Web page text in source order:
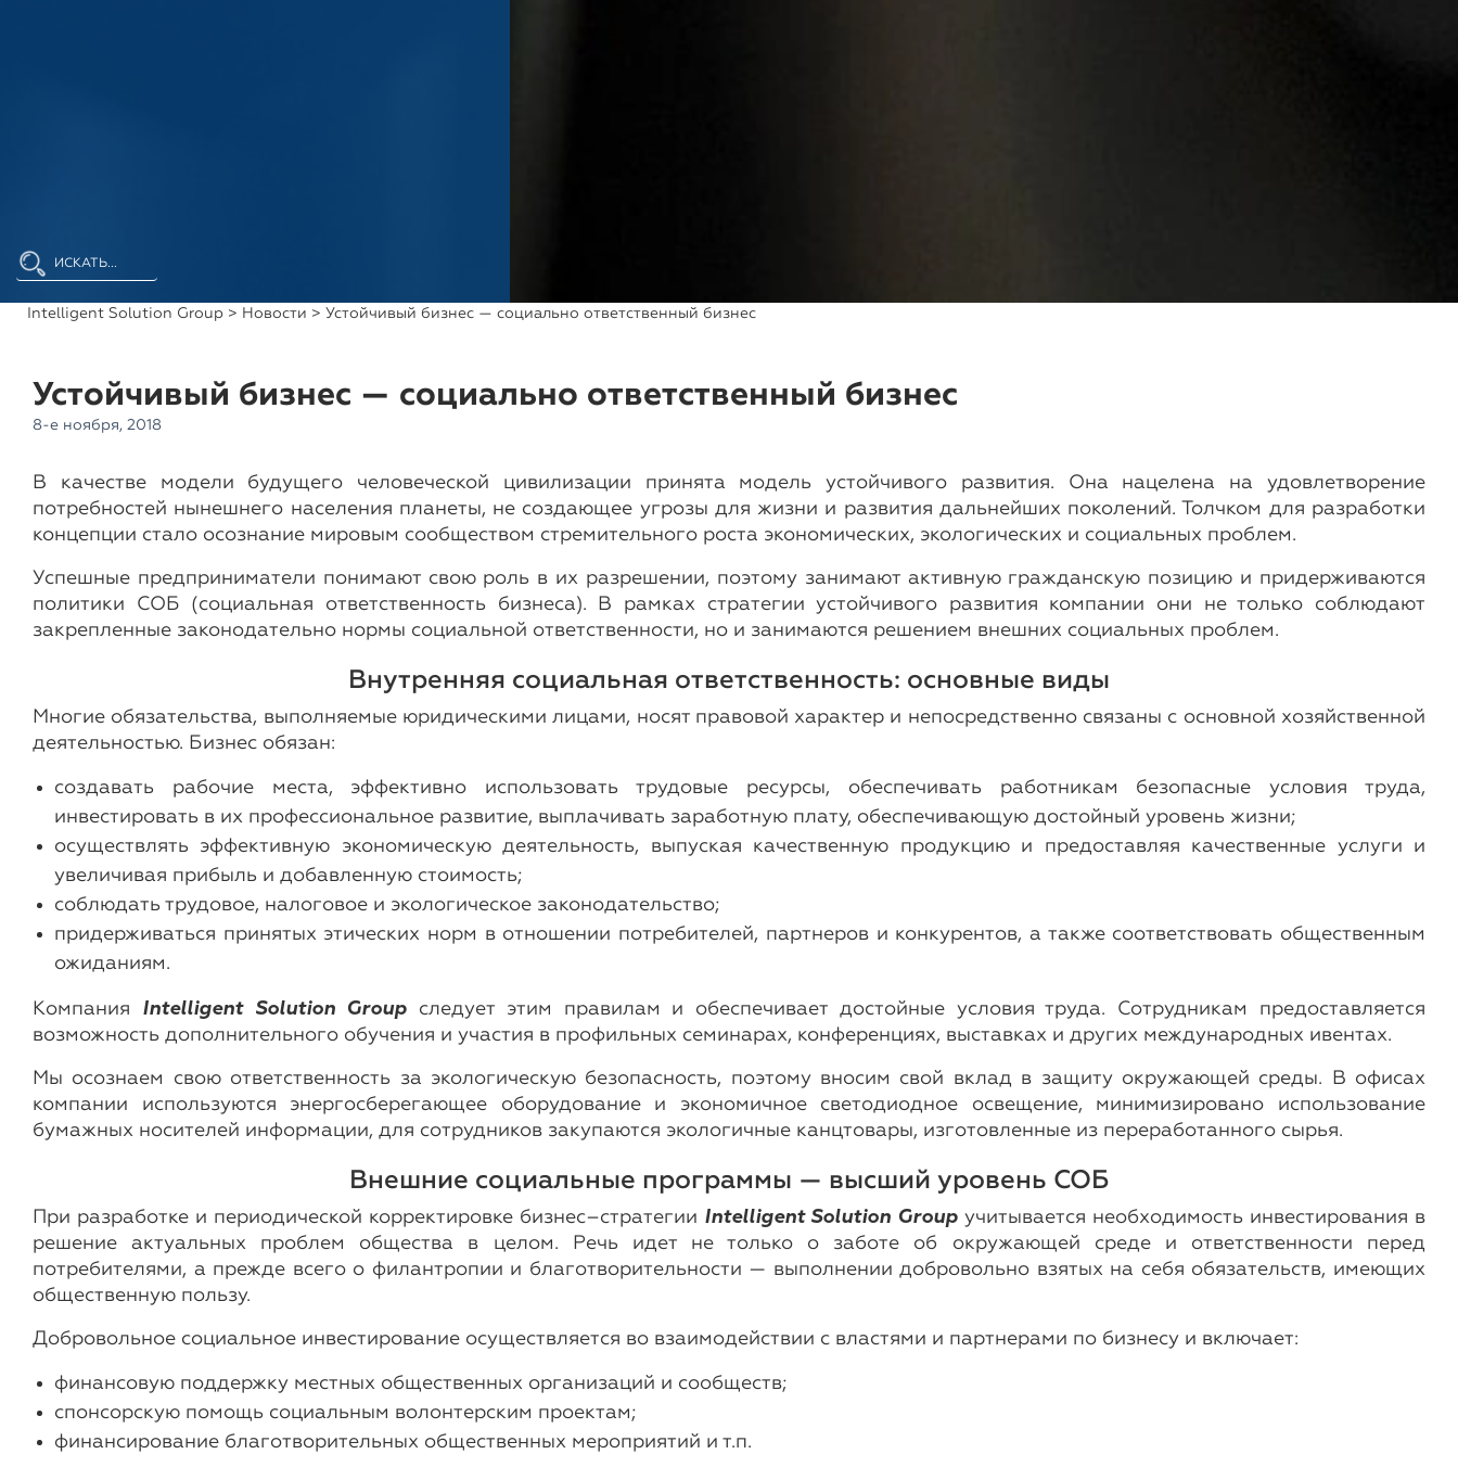
Intelligent Solution Group > Новости > Устойчивый бизнес — социально ответственный бизнес
Устойчивый бизнес — социально ответственный бизнес
8-е ноября, 2018
В качестве модели будущего человеческой цивилизации принята модель устойчивого развития. Она нацелена на удовлетворение
потребностей нынешнего населения планеты, не создающее угрозы для жизни и развития дальнейших поколений. Толчком для разработки
концепции стало осознание мировым сообществом стремительного роста экономических, экологических и социальных проблем.
Успешные предприниматели понимают свою роль в их разрешении, поэтому занимают активную гражданскую позицию и придерживаются
политики СОБ (социальная ответственность бизнеса). В рамках стратегии устойчивого развития компании они не только соблюдают
закрепленные законодательно нормы социальной ответственности, но и занимаются решением внешних социальных проблем.
Внутренняя социальная ответственность: основные виды
Многие обязательства, выполняемые юридическими лицами, носят правовой характер и непосредственно связаны с основной хозяйственной
деятельностью. Бизнес обязан:
создавать рабочие места, эффективно использовать трудовые ресурсы, обеспечивать работникам безопасные условия труда,
инвестировать в их профессиональное развитие, выплачивать заработную плату, обеспечивающую достойный уровень жизни;
осуществлять эффективную экономическую деятельность, выпуская качественную продукцию и предоставляя качественные услуги и
увеличивая прибыль и добавленную стоимость;
соблюдать трудовое, налоговое и экологическое законодательство;
придерживаться принятых этических норм в отношении потребителей, партнеров и конкурентов, а также соответствовать общественным
ожиданиям.
Компания Intelligent Solution Group следует этим правилам и обеспечивает достойные условия труда. Сотрудникам предоставляется
возможность дополнительного обучения и участия в профильных семинарах, конференциях, выставках и других международных ивентах.
Мы осознаем свою ответственность за экологическую безопасность, поэтому вносим свой вклад в защиту окружающей среды. В офисах
компании используются энергосберегающее оборудование и экономичное светодиодное освещение, минимизировано использование
бумажных носителей информации, для сотрудников закупаются экологичные канцтовары, изготовленные из переработанного сырья.
Внешние социальные программы — высший уровень СОБ
При разработке и периодической корректировке бизнес–стратегии Intelligent Solution Group учитывается необходимость инвестирования в
решение актуальных проблем общества в целом. Речь идет не только о заботе об окружающей среде и ответственности перед
потребителями, а прежде всего о филантропии и благотворительности — выполнении добровольно взятых на себя обязательств, имеющих
общественную пользу.
Добровольное социальное инвестирование осуществляется во взаимодействии с властями и партнерами по бизнесу и включает:
финансовую поддержку местных общественных организаций и сообществ;
спонсорскую помощь социальным волонтерским проектам;
финансирование благотворительных общественных мероприятий и т.п.